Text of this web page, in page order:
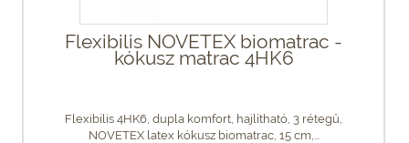
Flexibilis NOVETEX biomatrac -
kókusz matrac 4HK6
Flexibilis 4HK6, dupla komfort, hajlítható, 3 rétegű,
NOVETEX latex kókusz biomatrac, 15 cm,...